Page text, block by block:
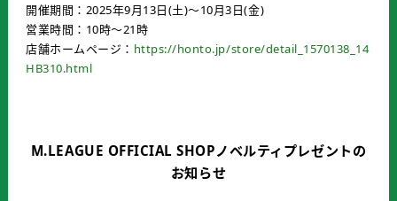
開催期間：2025年9月13日(土)～10月3日(金)
営業時間：10時～21時
店舗ホームページ： https://honto.jp/store/detail_1570138_14
HB310.html
M.LEAGUE OFFICIAL SHOPノベルティプレゼントの
お知らせ